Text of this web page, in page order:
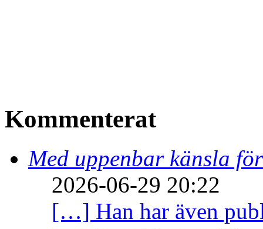
Kommenterat
Med uppenbar känsla
2026-06-29 20:22
[…] Han har även